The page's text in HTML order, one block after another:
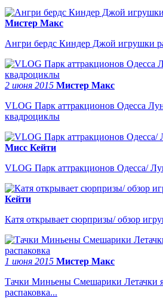
Мистер Макс
Ангри бердс Киндер Джой игрушки
2 июня 2015 Мистер Макс
VLOG Парк аттракционов Одесса
квадроциклы
Мисс Кейти
VLOG Парк аттракционов Одесса/
Кейти
Катя открывает сюрпризы/ обзор
1 июня 2015 Мистер Макс
Тачки Миньены Смешарики Летачки
распаковка...